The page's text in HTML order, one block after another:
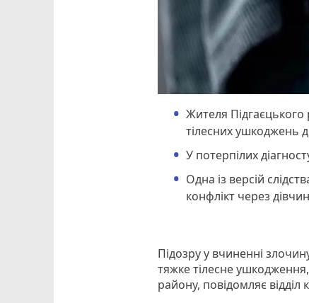
Жителя Підгаєцького
тілесних ушкоджень
У потерпілих
Одна із версій
конфлікт через
Підозру у вчиненні
тяжке тілесне
району, повідомляє відділ